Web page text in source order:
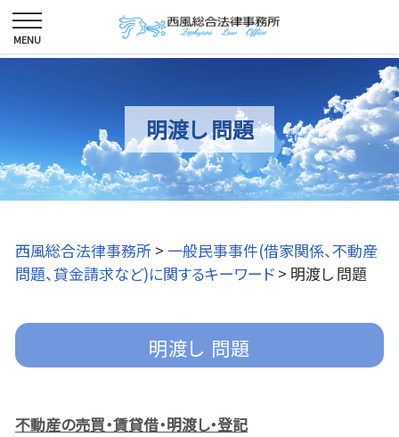
明渡し 問題
西風総合法律事務所 > 一般民事事件(借家関係、不動産
問題、貸金請求など)に関するキーワード > 明渡し 問題
明渡し 問題
不動産の売買・賃貸借・明渡し・登記